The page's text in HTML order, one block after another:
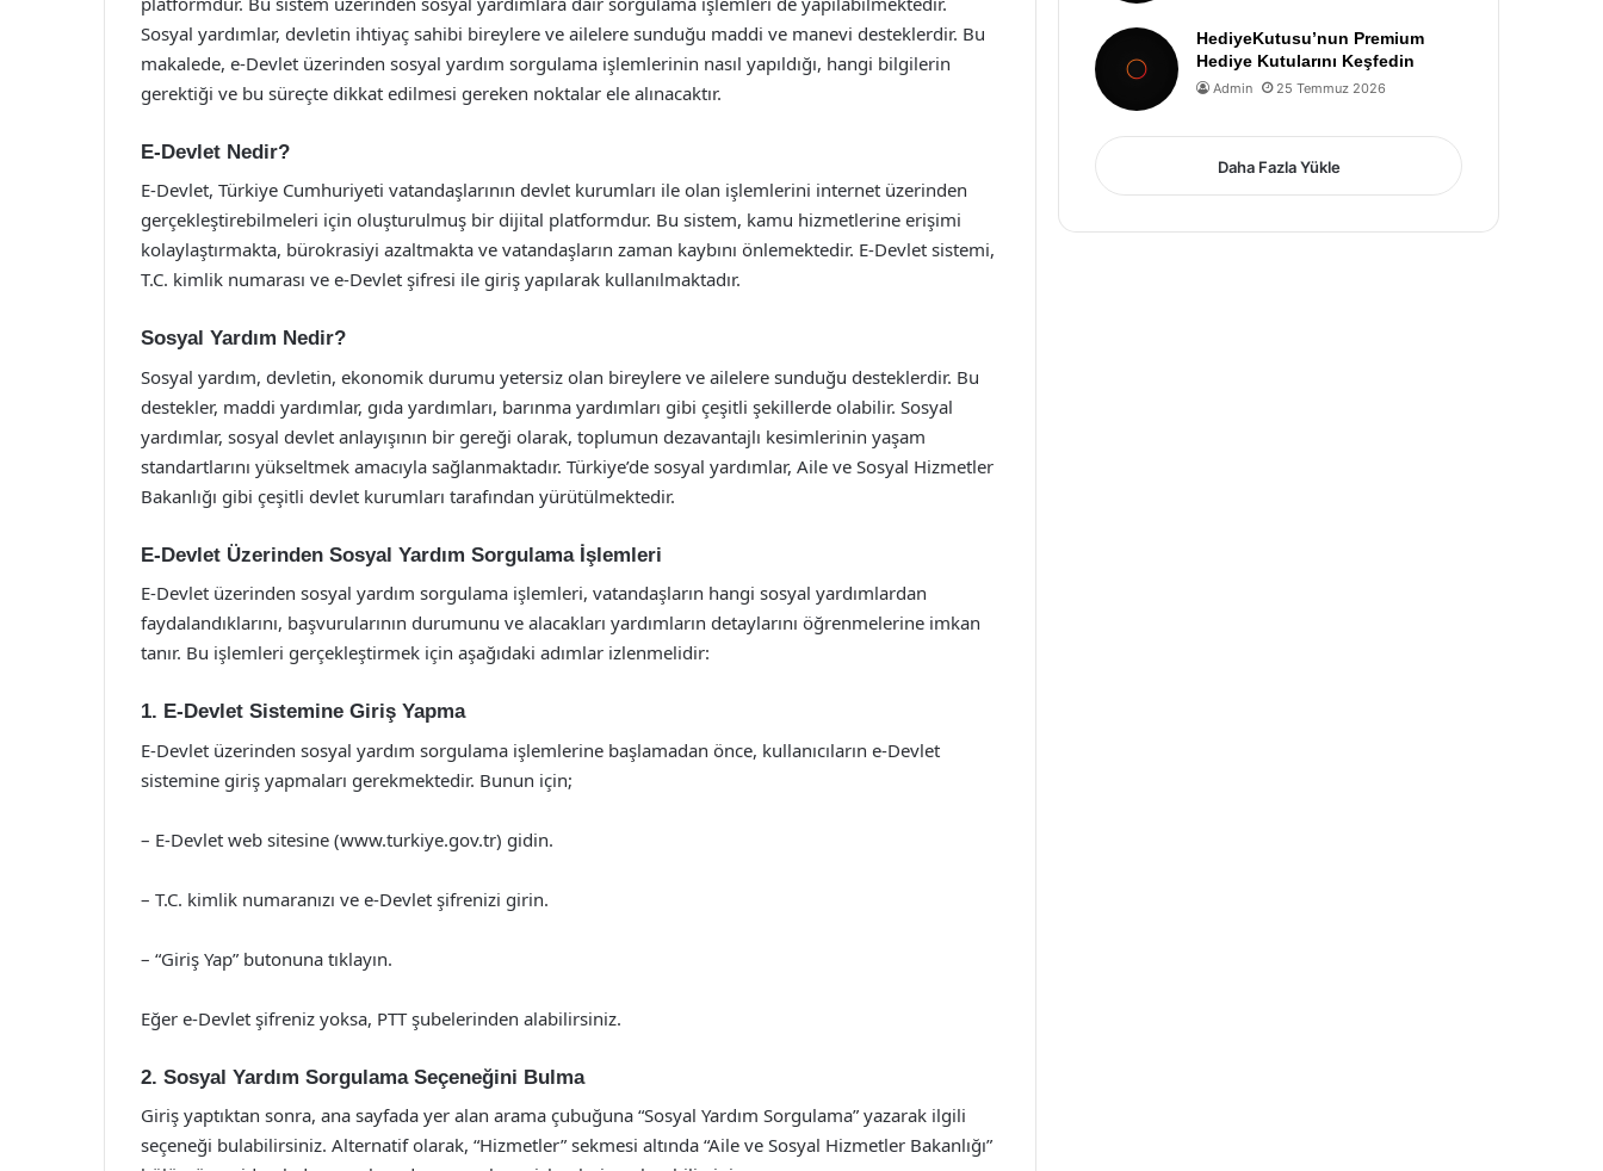
Sosyal yardımlar, devletin ihtiyaç sahibi bireylere ve ailelere sunduğu maddi ve manevi desteklerdir. Bu
makalede, e-Devlet üzerinden sosyal yardım sorgulama işlemlerinin nasıl yapıldığı, hangi bilgilerin
gerektiği ve bu süreçte dikkat edilmesi gereken noktalar ele alınacaktır.
E-Devlet Nedir?
E-Devlet, Türkiye Cumhuriyeti vatandaşlarının devlet kurumları ile olan işlemlerini internet üzerinden
gerçekleştirebilmeleri için oluşturulmuş bir dijital platformdur. Bu sistem, kamu hizmetlerine erişimi
kolaylaştırmakta, bürokrasiyi azaltmakta ve vatandaşların zaman kaybını önlemektedir. E-Devlet sistemi,
T.C. kimlik numarası ve e-Devlet şifresi ile giriş yapılarak kullanılmaktadır.
Sosyal Yardım Nedir?
Sosyal yardım, devletin, ekonomik durumu yetersiz olan bireylere ve ailelere sunduğu desteklerdir. Bu
destekler, maddi yardımlar, gıda yardımları, barınma yardımları gibi çeşitli şekillerde olabilir. Sosyal
yardımlar, sosyal devlet anlayışının bir gereği olarak, toplumun dezavantajlı kesimlerinin yaşam
standartlarını yükseltmek amacıyla sağlanmaktadır. Türkiye’de sosyal yardımlar, Aile ve Sosyal Hizmetler
Bakanlığı gibi çeşitli devlet kurumları tarafından yürütülmektedir.
E-Devlet Üzerinden Sosyal Yardım Sorgulama İşlemleri
E-Devlet üzerinden sosyal yardım sorgulama işlemleri, vatandaşların hangi sosyal yardımlardan
faydalandıklarını, başvurularının durumunu ve alacakları yardımların detaylarını öğrenmelerine imkan
tanır. Bu işlemleri gerçekleştirmek için aşağıdaki adımlar izlenmelidir:
1. E-Devlet Sistemine Giriş Yapma
E-Devlet üzerinden sosyal yardım sorgulama işlemlerine başlamadan önce, kullanıcıların e-Devlet
sistemine giriş yapmaları gerekmektedir. Bunun için;
– E-Devlet web sitesine (www.turkiye.gov.tr) gidin.
– T.C. kimlik numaranızı ve e-Devlet şifrenizi girin.
– “Giriş Yap” butonuna tıklayın.
Eğer e-Devlet şifreniz yoksa, PTT şubelerinden alabilirsiniz.
2. Sosyal Yardım Sorgulama Seçeneğini Bulma
Giriş yaptıktan sonra, ana sayfada yer alan arama çubuğuna “Sosyal Yardım Sorgulama” yazarak ilgili
seçeneği bulabilirsiniz. Alternatif olarak, “Hizmetler” sekmesi altında “Aile ve Sosyal Hizmetler Bakanlığı”
HediyeKutusu’nun Premium
Hediye Kutularını Keşfedin
Admin 25 Temmuz 2026
Daha Fazla Yükle